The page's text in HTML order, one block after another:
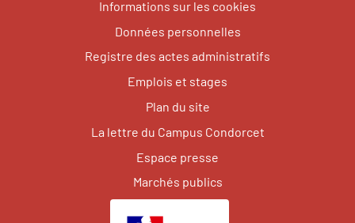
Informations sur les cookies
Données personnelles
Registre des actes administratifs
Emplois et stages
Plan du site
La lettre du Campus Condorcet
Espace presse
Marchés publics